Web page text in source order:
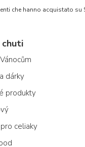
che hanno acquistato
dárky
produkty
celiaky